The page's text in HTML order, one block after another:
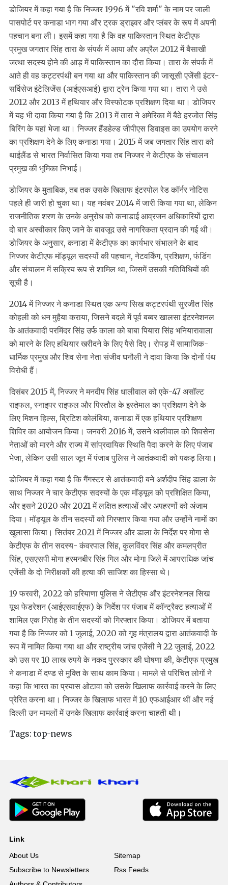
डोजियर में कहा गया है कि निज्जर 1996 में "रवि शर्मा" के नाम पर जाली
पासपोर्ट पर कनाडा भाग गया और ट्रक ड्राइवर और प्लंबर के रूप में अपनी
पहचान बना ली। इसमें कहा गया है कि वह पाकिस्तान स्थित केटीएफ
प्रमुख जगतार सिंह तारा के संपर्क में आया और अप्रैल 2012 में बैसाखी
जत्था सदस्य होने की आड़ में पाकिस्तान का दौरा किया। तारा के संपर्क में
आते ही वह कट्टरपंथी बन गया था और पाकिस्तान की जासूसी एजेंसी इंटर-
सर्विसेज इंटेलिजेंस (आईएसआई) द्वारा ट्रेन किया गया था। तारा ने उसे
2012 और 2013 में हथियार और विस्फोटक प्रशिक्षण दिया था। डोजियर
में यह भी दावा किया गया है कि 2013 में तारा ने अमेरिका में बैठे हरजोत सिंह
बिरिंग के यहां भेजा था। निज्जर हैंडहेल्ड जीपीएस डिवाइस का उपयोग करने
का प्रशिक्षण देने के लिए कनाडा गया। 2015 में जब जगतार सिंह तारा को
थाईलैंड से भारत निर्वासित किया गया तब निज्जर ने केटीएफ के संचालन
प्रमुख की भूमिका निभाई।
डोजियर के मुताबिक, तब तक उसके खिलाफ इंटरपोल रेड कॉर्नर नोटिस
पहले ही जारी हो चुका था। यह नवंबर 2014 में जारी किया गया था, लेकिन
राजनीतिक शरण के उनके अनुरोध को कनाडाई आव्रजन अधिकारियों द्वारा
दो बार अस्वीकार किए जाने के बावजूद उसे नागरिकता प्रदान की गई थी।
डोजियर के अनुसार, कनाडा में केटीएफ का कार्यभार संभालने के बाद
निज्जर केटीएफ मॉड्यूल सदस्यों की पहचान, नेटवर्किंग, प्रशिक्षण, फंडिंग
और संचालन में सक्रिय रूप से शामिल था, जिसमें उसकी गतिविधियों की
सूची है।
2014 में निज्जर ने कनाडा स्थित एक अन्य सिख कट्टरपंथी सुरजीत सिंह
कोहली को धन मुहैया कराया, जिसने बदले में पूर्व बब्बर खालसा इंटरनेशनल
के आतंकवादी परमिंदर सिंह उर्फ ​​काला को बाबा पियारा सिंह भनियारावाला
को मारने के लिए हथियार खरीदने के लिए पैसे दिए। रोपड़ में सामाजिक-
धार्मिक प्रमुख और शिव सेना नेता संजीव घनौली ने दावा किया कि दोनों पंथ
विरोधी हैं।
दिसंबर 2015 में, निज्जर ने मनदीप सिंह धालीवाल को एके-47 असॉल्ट
राइफल, स्नाइपर राइफल और पिस्तौल के इस्तेमाल का प्रशिक्षण देने के
लिए मिशन हिल्स, ब्रिटिश कोलंबिया, कनाडा में एक हथियार प्रशिक्षण
शिविर का आयोजन किया। जनवरी 2016 में, उसने धालीवाल को शिवसेना
नेताओं को मारने और राज्य में सांप्रदायिक स्थिति पैदा करने के लिए पंजाब
भेजा, लेकिन उसी साल जून में पंजाब पुलिस ने आतंकवादी को पकड़ लिया।
डोजियर में कहा गया है कि गैंगस्टर से आतंकवादी बने अर्शदीप सिंह डाला के
साथ निज्जर ने चार केटीएफ सदस्यों के एक मॉड्यूल को प्रशिक्षित किया,
और इसने 2020 और 2021 में लक्षित हत्याओं और अपहरणों को अंजाम
दिया। मॉड्यूल के तीन सदस्यों को गिरफ्तार किया गया और उन्होंने नामों का
खुलासा किया। सितंबर 2021 में निज्जर और डाला के निर्देश पर मोगा से
केटीएफ के तीन सदस्य- कंवरपाल सिंह, कुलविंदर सिंह और कमलप्रीत
सिंह, एसएसपी मोगा हरमनबीर सिंह गिल और मोगा जिले में आपराधिक जांच
एजेंसी के दो निरीक्षकों की हत्या की साजिश का हिस्सा थे।
19 फरवरी, 2022 को हरियाणा पुलिस ने जेटीएफ और इंटरनेशनल सिख
यूथ फेडरेशन (आईएसवाईएफ) के निर्देश पर पंजाब में कॉन्ट्रैक्ट हत्याओं में
शामिल एक गिरोह के तीन सदस्यों को गिरफ्तार किया। डोजियर में बताया
गया है कि निज्जर को 1 जुलाई, 2020 को गृह मंत्रालय द्वारा आतंकवादी के
रूप में नामित किया गया था और राष्ट्रीय जांच एजेंसी ने 22 जुलाई, 2022
को उस पर 10 लाख रुपये के नकद पुरस्कार की घोषणा की, केटीएफ प्रमुख
ने कनाडा में दण्ड से मुक्ति के साथ काम किया। मामले से परिचित लोगों ने
कहा कि भारत का प्रयास ओटावा को उसके खिलाफ कार्रवाई करने के लिए
प्रेरित करना था। निज्जर के खिलाफ भारत में 10 एफआईआर थीं और नई
दिल्ली उन मामलों में उनके खिलाफ कार्रवाई करना चाहती थी।
Tags: top-news
Link
About Us
Sitemap
Subscribe to Newsletters
Rss Feeds